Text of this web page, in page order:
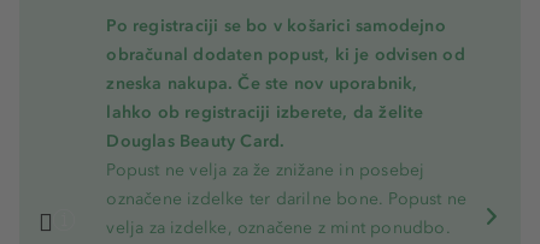
Po registraciji se bo v košarici samodejno
obračunal dodaten popust, ki je odvisen od
zneska nakupa. Če ste nov uporabnik,
lahko ob registraciji izberete, da želite
Douglas Beauty Card.
Popust ne velja za že znižane in posebej
označene izdelke ter darilne bone. Popust ne
velja za izdelke, označene z mint ponudbo.